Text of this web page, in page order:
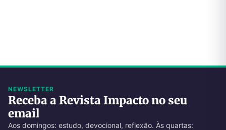
NEWSLETTER
Receba a Revista Impacto no seu
email
Aos domingos: estudo, devocional, reflexão. Às quartas: